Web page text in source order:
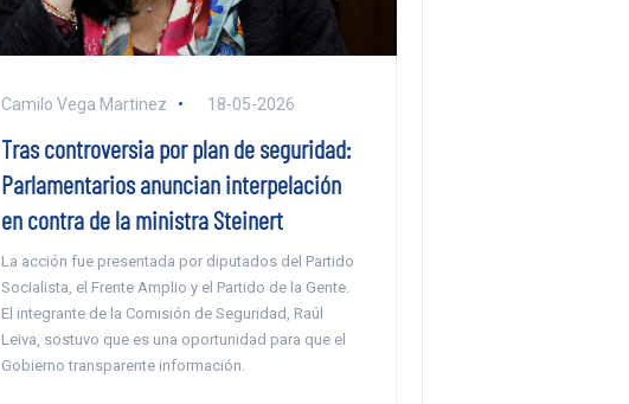
Camilo Vega Martinez 18-05-2026
Tras controversia por plan de seguridad:
Parlamentarios anuncian interpelación
en contra de la ministra Steinert
La acción fue presentada por diputados del Partido
Socialista, el Frente Amplio y el Partido de la Gente.
El integrante de la Comisión de Seguridad, Raúl
Leiva, sostuvo que es una oportunidad para que el
Gobierno transparente información.